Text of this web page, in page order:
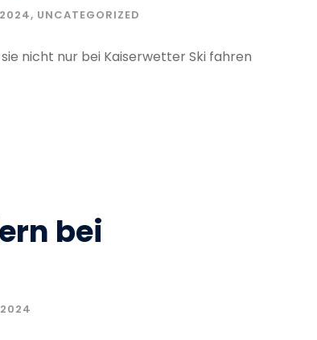
, UNCATEGORIZED
nicht nur bei Kaiserwetter Ski fahren
bei
2024